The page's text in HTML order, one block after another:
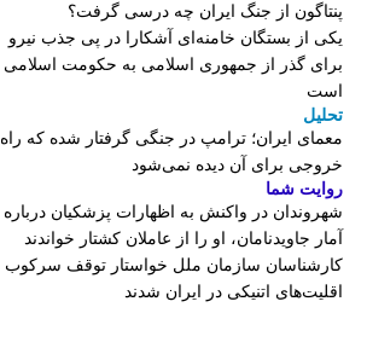
پنتاگون از جنگ ایران چه درسی گرفت؟
یکی از بستگان خامنه‌ای آشکارا در پی جذب نیرو
برای گذر از جمهوری اسلامی به حکومت اسلامی
است
تحلیل
معمای ایران؛ ترامپ در جنگی گرفتار شده که راه
خروجی برای آن دیده نمی‌شود
روایت شما
شهروندان در واکنش به اظهارات پزشکیان درباره
آمار جاویدنامان، او را از عاملان کشتار خواندند
کارشناسان سازمان ملل خواستار توقف سرکوب
اقلیت‌های اتنیکی در ایران شدند